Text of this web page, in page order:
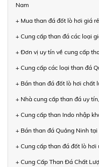
Nam
+ Mua than đá đốt lò hơi giá
+ Cung cấp than đá các loại
+ Đơn vị uy tín về cung cấp
+ Cung cấp các loại than đá
+ Bán than đá đốt lò hơi chất
+ Nhà cung cấp than đá uy
+ Cung cấp than Indo nhập
+ Bán than đá Quảng Ninh
+ Cung cấp than đá đốt lò
+ Cung Cấp Than Đá Chất